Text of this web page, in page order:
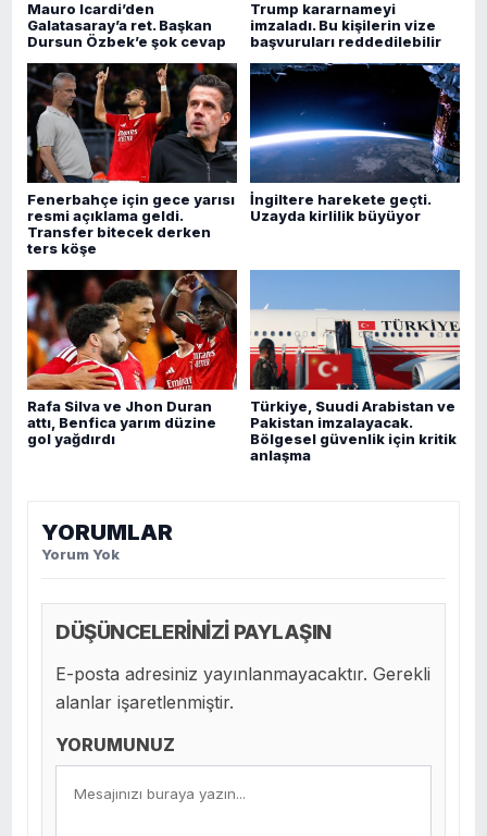
Mauro Icardi’den
Galatasaray’a ret. Başkan
Dursun Özbek’e şok cevap
Trump kararnameyi
imzaladı. Bu kişilerin vize
başvuruları reddedilebilir
Fenerbahçe için gece yarısı
resmi açıklama geldi.
Transfer bitecek derken
ters köşe
İngiltere harekete geçti.
Uzayda kirlilik büyüyor
Rafa Silva ve Jhon Duran
attı, Benfica yarım düzine
gol yağdırdı
Türkiye, Suudi Arabistan ve
Pakistan imzalayacak.
Bölgesel güvenlik için kritik
anlaşma
YORUMLAR
Yorum Yok
DÜŞÜNCELERİNİZİ PAYLAŞIN
E-posta adresiniz yayınlanmayacaktır. Gerekli
alanlar işaretlenmiştir.
YORUMUNUZ